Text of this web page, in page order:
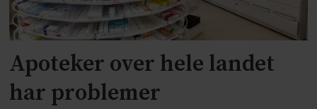
Apoteker over hele landet
har problemer